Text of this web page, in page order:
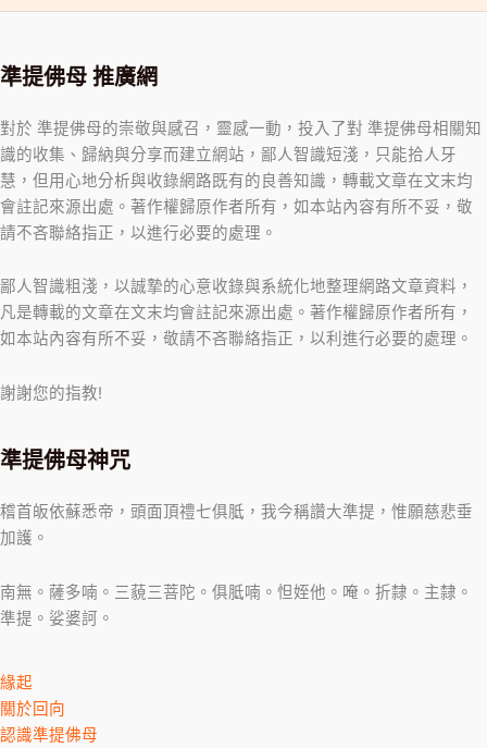
準提佛母 推廣網
對於 準提佛母的崇敬與感召，靈感一動，投入了對 準提佛母相關知
識的收集、歸納與分享而建立網站，鄙人智識短淺，只能拾人牙
慧，但用心地分析與收錄網路既有的良善知識，轉載文章在文末均
會註記來源出處。著作權歸原作者所有，如本站內容有所不妥，敬
請不吝聯絡指正，以進行必要的處理。
鄙人智識粗淺，以誠摯的心意收錄與系統化地整理網路文章資料，
凡是轉載的文章在文末均會註記來源出處。著作權歸原作者所有，
如本站內容有所不妥，敬請不吝聯絡指正，以利進行必要的處理。
謝謝您的指教!
準提佛母神咒
稽首皈依蘇悉帝，頭面頂禮七俱胝，我今稱讚大準提，惟願慈悲垂
加護。
南無。薩多喃。三藐三菩陀。俱胝喃。怛姪他。唵。折隸。主隸。
準提。娑婆訶。
緣起
關於回向
認識準提佛母